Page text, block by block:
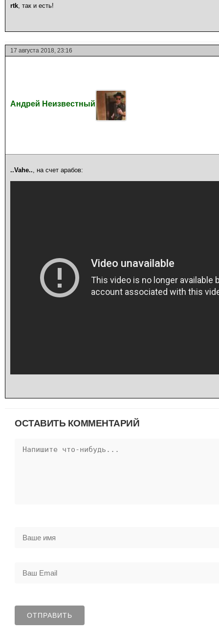
rtk, так и есть!
17 августа 2018, 23:16
Андрей Неизвестный
..Vahe.., на счет арабов:
ОСТАВИТЬ КОММЕНТАРИЙ